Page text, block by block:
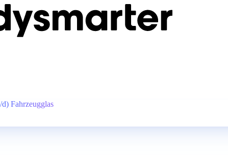
Fahrzeugglas